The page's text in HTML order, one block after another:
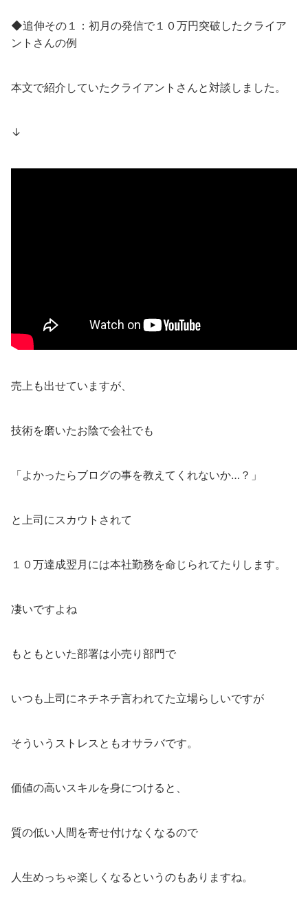
◆追伸その１：初月の発信で１０万円突破したクライア
ントさんの例
本文で紹介していたクライアントさんと対談しました。
↓
売上も出せていますが、
技術を磨いたお陰で会社でも
「よかったらブログの事を教えてくれないか…？」
と上司にスカウトされて
１０万達成翌月には本社勤務を命じられてたりします。
凄いですよね
もともといた部署は小売り部門で
いつも上司にネチネチ言われてた立場らしいですが
そういうストレスともオサラバです。
価値の高いスキルを身につけると、
質の低い人間を寄せ付けなくなるので
人生めっちゃ楽しくなるというのもありますね。